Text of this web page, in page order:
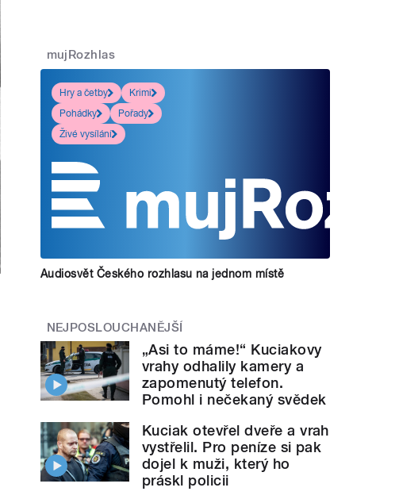
mujRozhlas
Hry a četby
Krimi
Pohádky
Pořady
Živé vysílání
Audiosvět Českého rozhlasu na jednom místě
NEJPOSLOUCHANĚJŠÍ
„Asi to máme!“ Kuciakovy
vrahy odhalily kamery a
zapomenutý telefon.
Pomohl i nečekaný svědek
Kuciak otevřel dveře a vrah
vystřelil. Pro peníze si pak
dojel k muži, který ho
práskl policii